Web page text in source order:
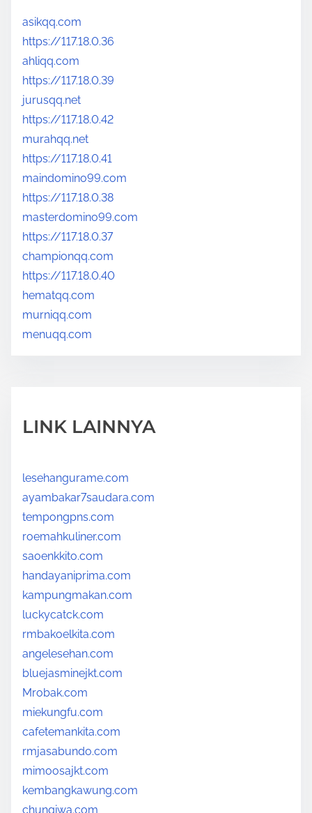
asikqq.com
https://117.18.0.36
ahliqq.com
https://117.18.0.39
jurusqq.net
https://117.18.0.42
murahqq.net
https://117.18.0.41
maindomino99.com
https://117.18.0.38
masterdomino99.com
https://117.18.0.37
championqq.com
https://117.18.0.40
hematqq.com
murniqq.com
menuqq.com
LINK LAINNYA
lesehangurame.com
ayambakar7saudara.com
tempongpns.com
roemahkuliner.com
saoenkkito.com
handayaniprima.com
kampungmakan.com
luckycatck.com
rmbakoelkita.com
angelesehan.com
bluejasminejkt.com
Mrobak.com
miekungfu.com
cafetemankita.com
rmjasabundo.com
mimoosajkt.com
kembangkawung.com
chungiwa.com